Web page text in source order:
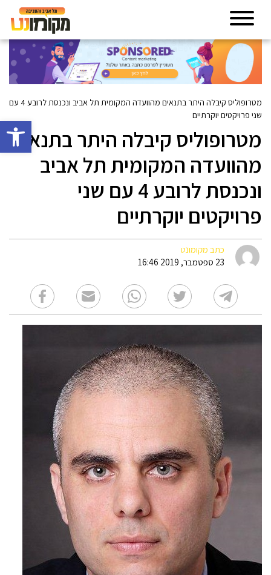
פתח
מטרופוליס קיבלה היתר בתנאים מהוועדה המקומית תל אביב ונכנסת לרובע 4 עם
שני פרויקטים יוקרתיים
מטרופוליס קיבלה היתר בתנאים
מהוועדה המקומית תל אביב
ונכנסת לרובע 4 עם שני
פרויקטים יוקרתיים
כתב מקומונט
23 ספטמבר, 2019 16:46